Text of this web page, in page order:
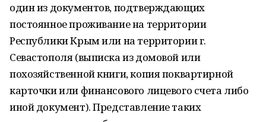
один из документов, подтверждающих
постоянное проживание на территории
Республики Крым или на территории г.
Севастополя (выписка из домовой или
похозяйственной книги, копия поквартирной
карточки или финансового лицевого счета либо
иной документ). Представление таких